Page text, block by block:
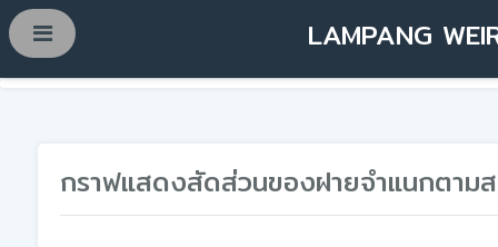
LAMPANG
กราฟแสดงสัดส่วนของฝายจำแนกตาม